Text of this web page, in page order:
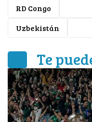
RD Congo
Uzbekistán
Te